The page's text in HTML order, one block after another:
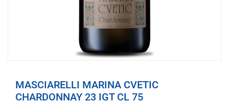
MASCIARELLI MARINA CVETIC
CHARDONNAY 23 IGT CL 75